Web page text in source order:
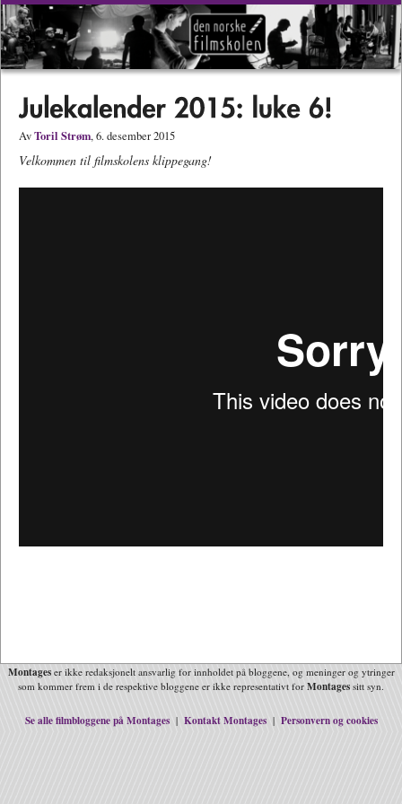
AvToril Strøm, 6. desember 2015
Velkommen til filmskolens klippegang!
Montageser ikke redaksjonelt ansvarlig for innholdet på bloggene, og meninger og ytringer
som kommer frem i de respektive bloggene er ikke representativt for Montages sitt syn.
Se alle filmbloggene på Montages| Kontakt Montages| Personvern og cookies